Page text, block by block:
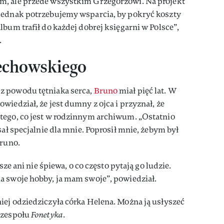
potrzebujemy wsparcia, by pokryć koszty
trafił do każdej dobrej księgarni w Polsce”,
powodu tętniaka serca, Brunomiał pięć lat. W
że jest dumny z ojca i przyznał, że
co jest w rodzinnym archiwum. „Ostatnio
specjalnie dla mnie. Poprosił mnie, żebym był
ani nie śpiewa, o co często pytają go ludzie.
swoje hobby, ja mam swoje”, powiedział.
odziedziczyła córka Helena. Można ją usłyszeć
Fonetyka.